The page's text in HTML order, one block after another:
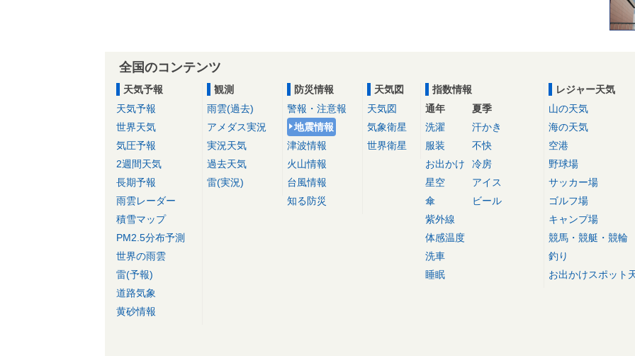
全国のコンテンツ
天気予報
天気予報
世界天気
気圧予報
2週間天気
長期予報
雨雲レーダー
積雪マップ
PM2.5分布予測
世界の雨雲
雷(予報)
道路気象
黄砂情報
観測
雨雲(過去)
アメダス実況
実況天気
過去天気
雷(実況)
防災情報
警報・注意報
地震情報
津波情報
火山情報
台風情報
知る防災
天気図
天気図
気象衛星
世界衛星
指数情報
通年
洗濯
服装
お出かけ
星空
傘
紫外線
体感温度
洗車
睡眠
夏季
汗かき
不快
冷房
アイス
ビール
レジャー天気
山の天気
海の天気
空港
野球場
サッカー場
ゴルフ場
キャンプ場
競馬・競艇・競輪
釣り
お出かけスポット